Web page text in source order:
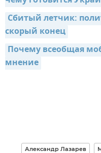
Сбитый летчик:
скорый конец
Почему всеобщая
мнение
Александр Лазарев